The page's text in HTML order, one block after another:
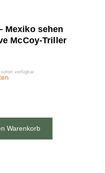
Mexiko sehen
McCoy-Triller
verfügbar
Warenkorb